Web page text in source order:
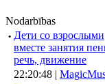
Nodarbības
· Дети со взрослыми
вместе занятия
речь, движение
22:20:48 |